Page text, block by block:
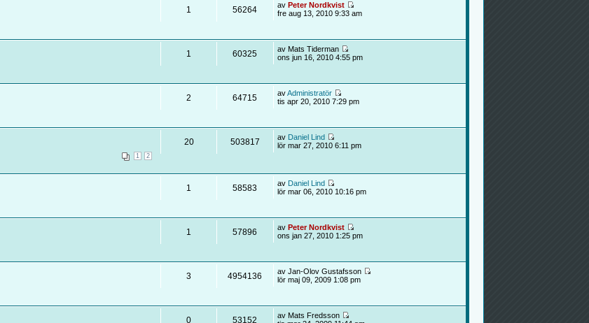
1 56264 av Peter Nordkvist
fre aug 13, 2010 9:33 am
1 60325
av Mats Tiderman
ons jun 16, 2010 4:55 pm
2 64715 avAdministratör
tis apr 20, 2010 7:29 pm
1 2
20 503817 av Daniel Lind
lör mar 27, 2010 6:11 pm
1 58583 av Daniel Lind
lör mar 06, 2010 10:16 pm
1 57896 av Peter Nordkvist
ons jan 27, 2010 1:25 pm
3 4954136
av Jan-Olov Gustafsson
lör maj 09, 2009 1:08 pm
0 53152
av Mats Fredsson